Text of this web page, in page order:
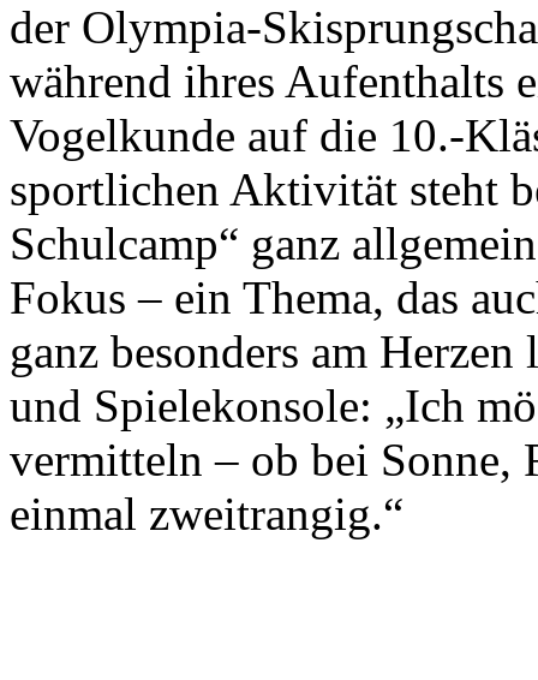
der Olympia-
während ihres Aufenthalts
Vogelkunde auf die 10.-
sportlichen Aktivität steht
Schulcamp“ ganz
Fokus – ein Thema, das
ganz besonders am
und Spielekonsole: „Ich
vermitteln – ob bei Sonne,
einmal zweitrangig.“